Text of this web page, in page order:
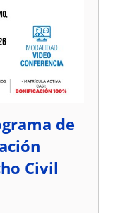
de
Civil